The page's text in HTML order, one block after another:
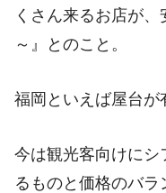
くさん来るお店が
～』とのこと。
福岡といえば屋台が
今は観光客向けに
るものと価格のバラ